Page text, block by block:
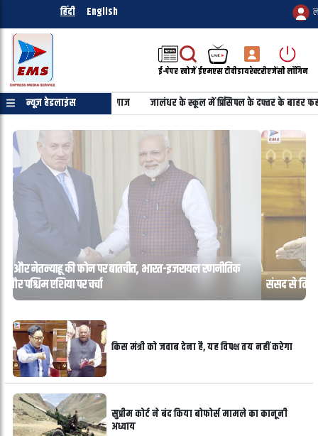
हिंदी English
ई-पेपरखोजेंईएमएस टीवीडायरेक्टरीएजेंसी लॉगिन
न्यूज़ हेडलाइंस
जालंधर के स्कूल में प्रिंसिपल के दफ्तर के बाहर फहराया खालिस्तानी झंडा
संसद से विनियोग विधेयक को मंजूरी, विपक्ष ने किया वॉकआउट
किस मंत्री को जवाब देना है, यह विपक्ष तय नहीं करेगा
सुप्रीम कोर्ट ने बंद किया बोफोर्स मामले का कानूनी
अध्याय